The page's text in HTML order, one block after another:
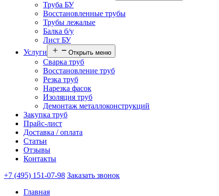
Труба БУ
Восстановленные трубы
Трубы лежалые
Балка б/у
Лист БУ
Услуги
Открыть меню
Сварка труб
Восстановление труб
Резка труб
Нарезка фасок
Изоляция труб
Демонтаж металлоконструкций
Закупка труб
Прайс-лист
Доставка / оплата
Статьи
Отзывы
Контакты
+7 (495) 151-07-98 Заказать звонок
Главная